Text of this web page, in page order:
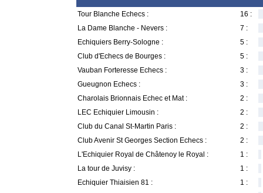
Tour Blanche Echecs :
16 :
La Dame Blanche - Nevers :
7 :
Echiquiers Berry-Sologne :
5 :
Club d'Echecs de Bourges :
5 :
Vauban Forteresse Echecs :
3 :
Gueugnon Echecs :
3 :
Charolais Brionnais Echec et Mat :
2 :
LEC Echiquier Limousin :
2 :
Club du Canal St-Martin Paris :
2 :
Club Avenir St Georges Section Echecs :
2 :
L'Echiquier Royal de Châtenoy le Royal :
1 :
La tour de Juvisy :
1 :
Echiquier Thiaisien 81 :
1 :